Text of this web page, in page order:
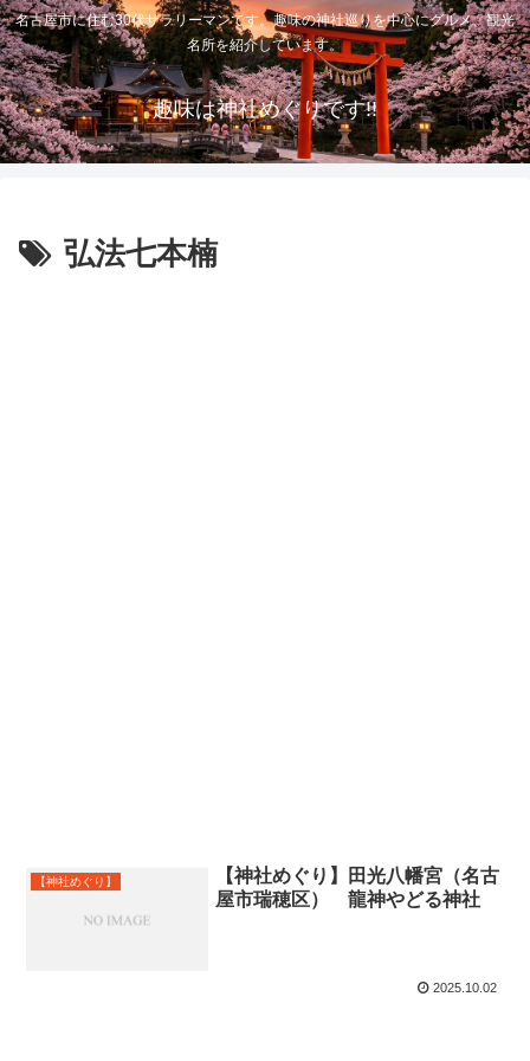
名古屋市に住む30代サラリーマンです。趣味の神社巡りを中心にグルメ、観光
名所を紹介しています。
趣味は神社めぐりです!!
弘法七本楠
【神社めぐり】
【神社めぐり】田光八幡宮（名古
屋市瑞穂区） 龍神やどる神社
2025.10.02